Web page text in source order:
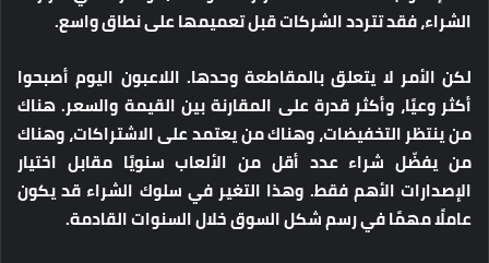
الشراء، فقد تتردد الشركات قبل تعميمها على نطاق واسع.
لكن الأمر لا يتعلق بالمقاطعة وحدها. اللاعبون اليوم أصبحوا
أكثر وعيًا، وأكثر قدرة على المقارنة بين القيمة والسعر. هناك
من ينتظر التخفيضات، وهناك من يعتمد على الاشتراكات، وهناك
من يفضّل شراء عدد أقل من الألعاب سنويًا مقابل اختيار
الإصدارات الأهم فقط. وهذا التغير في سلوك الشراء قد يكون
عاملًا مهمًا في رسم شكل السوق خلال السنوات القادمة.